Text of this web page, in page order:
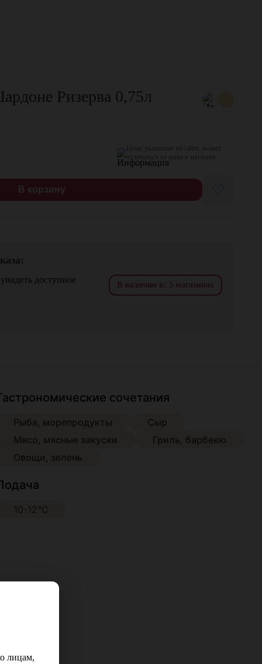
Ризерва 0,75л
В корзину ♡
доступное
В наличии в: 5 магазинах
сочетания
Рыба, морепродукты
Сыр
Мясо, мясные закуски
Гриль, барбекю
Овощи, зелень
10-12°С
лицам,